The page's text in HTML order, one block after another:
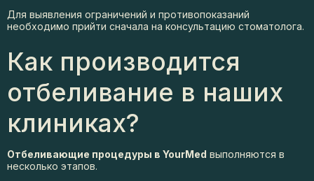
Для выявления ограничений и противопоказаний
необходимо прийти сначала на консультацию стоматолога.
Как производится
отбеливание в наших
клиниках?
Отбеливающие процедуры в YourMed выполняются в
несколько этапов.